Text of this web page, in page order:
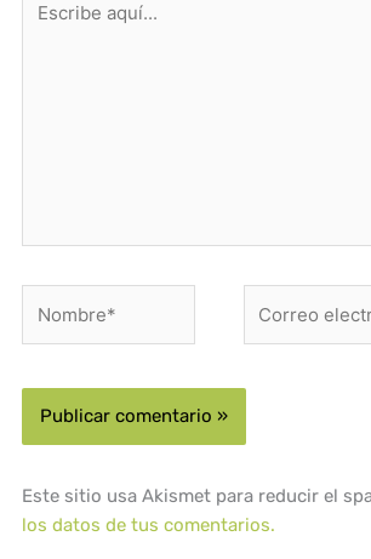
aquí...
electrónico*
Este sitio usa Akismet para reducir el
los datos de tus comentarios.